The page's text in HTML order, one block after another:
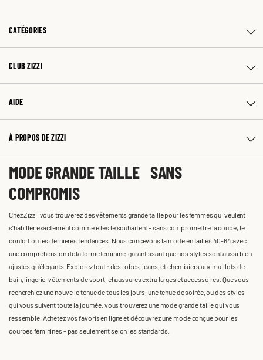
CATÉGORIES
CLUB ZIZZI
AIDE
À PROPOS DE ZIZZI
MODE GRANDE TAILLE SANS
COMPROMIS
Chez Zizzi, vous trouverez des vêtements grande taille pour les femmes qui veulent
s'habiller exactement comme elles le souhaitent – sans compromettre la coupe, le
confort ou les dernières tendances. Nous concevons la mode en tailles 40-64 avec
une compréhension de la forme féminine, garantissant que nos styles sont aussi bien
ajustés qu'élégants. Explorez tout : des robes, jeans, et chemisiers aux maillots de
bain, lingerie, vêtements de sport, chaussures extra larges et accessoires. Que vous
recherchiez une nouvelle tenue de tous les jours, une tenue de soirée, ou des styles
qui vous suivent toute la journée, vous trouverez une mode grande taille qui vous
ressemble. Achetez vos favoris en ligne et découvrez une mode conçue pour les
courbes féminines – pas seulement selon les standards.